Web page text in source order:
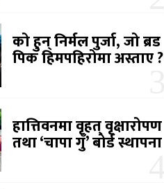
को हुन् निर्मल पुर्जा, जो ब्रड
पिक हिमपहिरोमा अस्ताए ?
हात्तिवनमा वृहत् वृक्षारोपण
तथा ‘चापा गुँ’ बोर्ड स्थापना